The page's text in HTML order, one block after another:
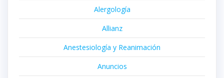
Alergología
Allianz
Anestesiología y Reanimación
Anuncios